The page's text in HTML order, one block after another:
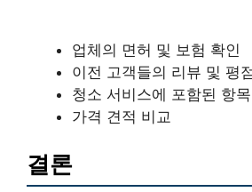
업체의 면허 및 보험 확인
이전 고객들의 리뷰 및 평
청소 서비스에 포함된 항
가격 견적 비교
결론